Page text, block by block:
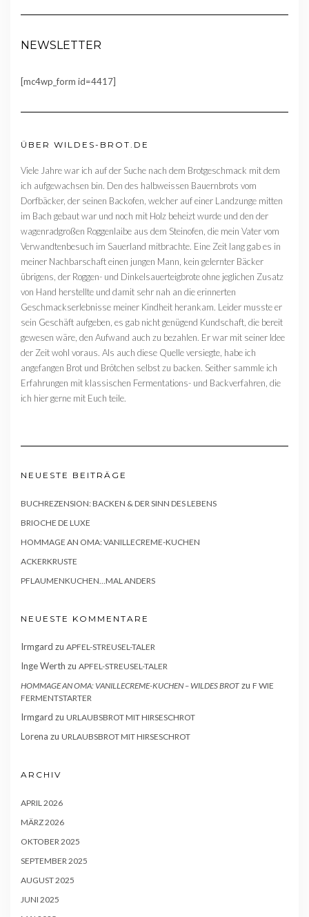
NEWSLETTER
[mc4wp_form id=4417]
ÜBER WILDES-BROT.DE
Viele Jahre war ich auf der Suche nach dem Brotgeschmack mit dem
ich aufgewachsen bin. Den des halbweissen Bauernbrots vom
Dorfbäcker, der seinen Backofen, welcher auf einer Landzunge mitten
im Bach gebaut war und noch mit Holz beheizt wurde und den der
wagenradgroßen Roggenlaibe aus dem Steinofen, die mein Vater vom
Verwandtenbesuch im Sauerland mitbrachte. Eine Zeit lang gab es in
meiner Nachbarschaft einen jungen Mann, kein gelernter Bäcker
übrigens, der Roggen- und Dinkelsauerteigbrote ohne jeglichen Zusatz
von Hand herstellte und damit sehr nah an die erinnerten
Geschmackserlebnisse meiner Kindheit herankam. Leider musste er
sein Geschäft aufgeben, es gab nicht genügend Kundschaft, die bereit
gewesen wäre, den Aufwand auch zu bezahlen. Er war mit seiner Idee
der Zeit wohl voraus. Als auch diese Quelle versiegte, habe ich
angefangen Brot und Brötchen selbst zu backen. Seither sammle ich
Erfahrungen mit klassischen Fermentations- und Backverfahren, die
ich hier gerne mit Euch teile.
NEUESTE BEITRÄGE
BUCHREZENSION: BACKEN & DER SINN DES LEBENS
BRIOCHE DE LUXE
HOMMAGE AN OMA: VANILLECREME-KUCHEN
ACKERKRUSTE
PFLAUMENKUCHEN…MAL ANDERS
NEUESTE KOMMENTARE
Irmgard zu APFEL-STREUSEL-TALER
Inge Werth zu APFEL-STREUSEL-TALER
HOMMAGE AN OMA: VANILLECREME-KUCHEN – WILDES BROT zu F WIE
FERMENTSTARTER
Irmgard zu URLAUBSBROT MIT HIRSESCHROT
Lorena zu URLAUBSBROT MIT HIRSESCHROT
ARCHIV
APRIL 2026
MÄRZ 2026
OKTOBER 2025
SEPTEMBER 2025
AUGUST 2025
JUNI 2025